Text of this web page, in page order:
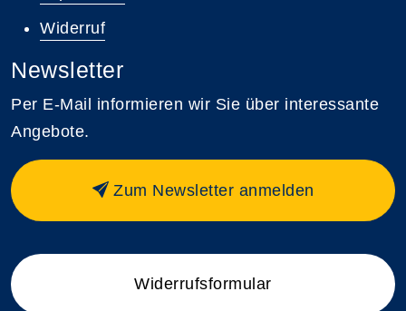
Widerruf
Newsletter
Per E-Mail informieren wir Sie über interessante
Angebote.
Zum Newsletter anmelden
Widerrufsformular